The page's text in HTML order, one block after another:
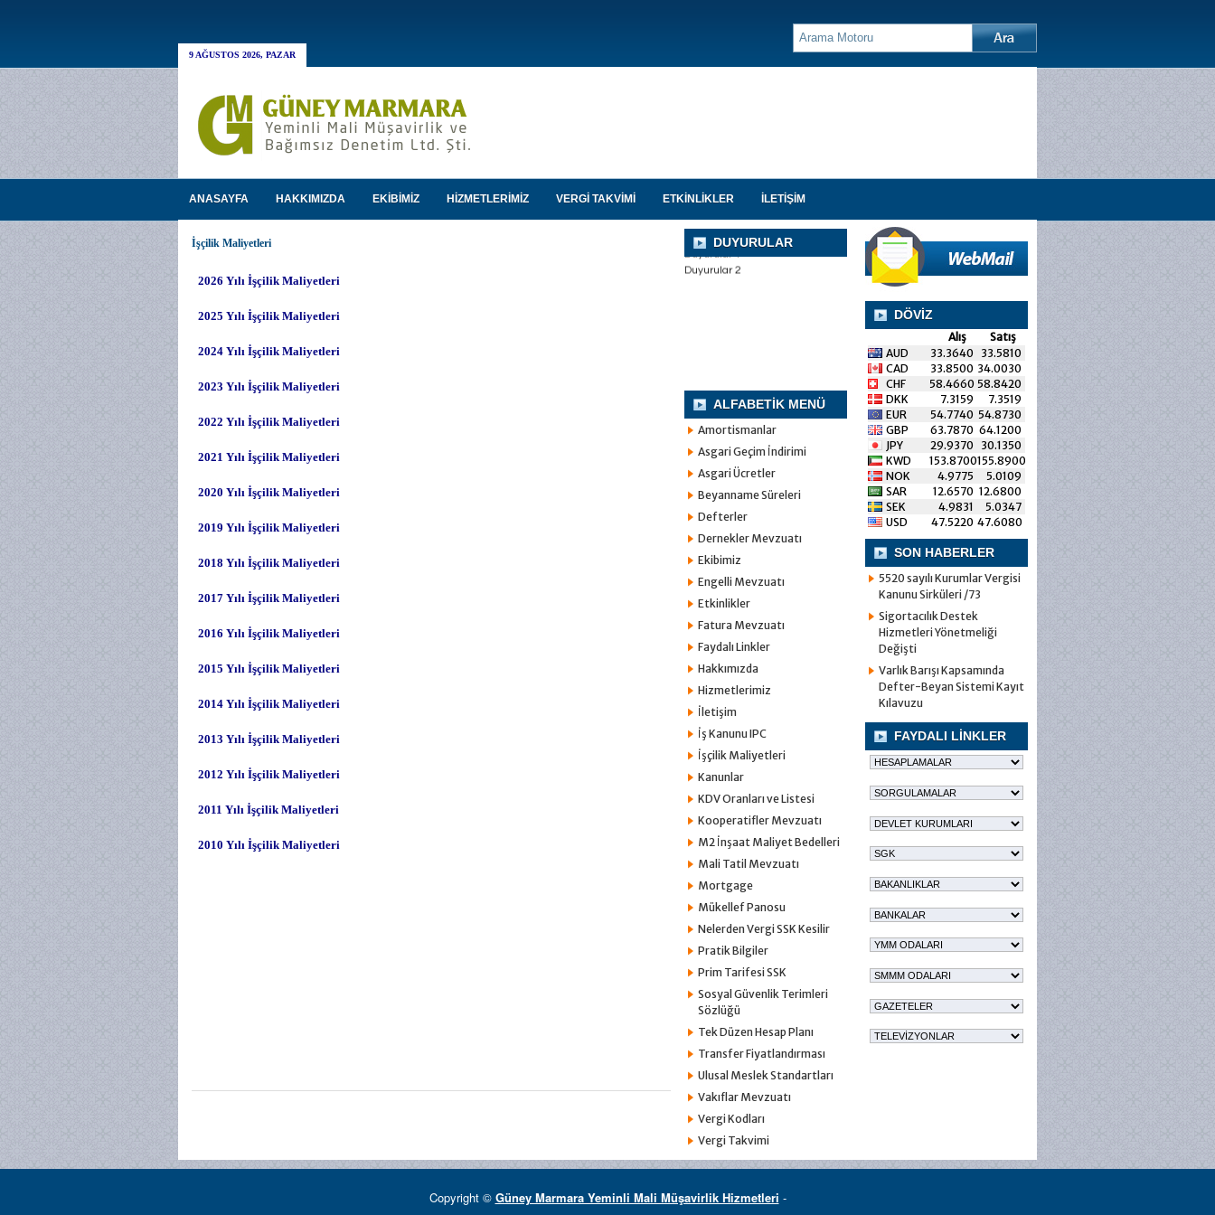
9 AĞUSTOS 2026, PAZAR
ANASAYFA HAKKIMIZDA EKİBİMİZ HİZMETLERİMİZ VERGİ TAKVİMİ ETKİNLİKLER İLETİŞİM
İşçilik Maliyetleri DUYURULAR
Duyurular 1
Duyurular 2
ALFABETİK MENÜ
Amortismanlar
Asgari Geçim İndirimi
Asgari Ücretler
Beyanname Süreleri
Defterler
Dernekler Mevzuatı
Ekibimiz
Engelli Mevzuatı
Etkinlikler
Fatura Mevzuatı
Faydalı Linkler
Hakkımızda
Hizmetlerimiz
İletişim
İş Kanunu IPC
İşçilik Maliyetleri
Kanunlar
KDV Oranları ve Listesi
Kooperatifler Mevzuatı
M2 İnşaat Maliyet Bedelleri
Mali Tatil Mevzuatı
Mortgage
Mükellef Panosu
Nelerden Vergi SSK Kesilir
Pratik Bilgiler
Prim Tarifesi SSK
Sosyal Güvenlik Terimleri
Sözlüğü
Tek Düzen Hesap Planı
Transfer Fiyatlandırması
Ulusal Meslek Standartları
Vakıflar Mevzuatı
Vergi Kodları
Vergi Takvimi
DÖVİZ
Satış
Alış
AUD
33.5810
33.3640
CAD
34.0030
33.8500
CHF
58.8420
58.4660
DKK
7.3519
7.3159
EUR
54.8730
54.7740
GBP
64.1200
63.7870
JPY
30.1350
29.9370
KWD
155.8900
153.8700
NOK
5.0109
4.9775
SAR
12.6800
12.6570
SEK
5.0347
4.9831
USD
47.6080
47.5220
SON HABERLER
5520 sayılı Kurumlar Vergisi
Kanunu Sirküleri /73
Sigortacılık Destek
Hizmetleri Yönetmeliği
Değişti
Varlık Barışı Kapsamında
Defter-Beyan Sistemi Kayıt
Kılavuzu
FAYDALI LİNKLER
Copyright © Güney Marmara Yeminli Mali Müşavirlik Hizmetleri -